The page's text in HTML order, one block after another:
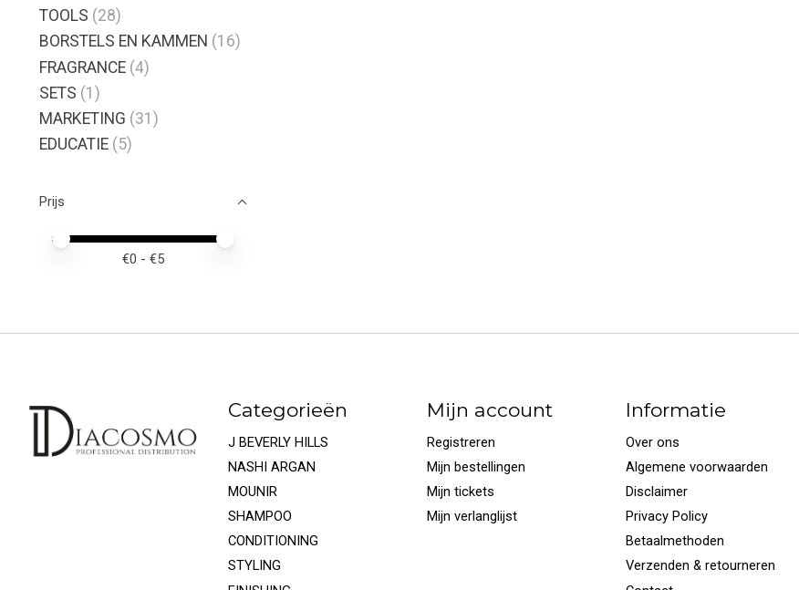
TOOLS (28)
BORSTELS EN KAMMEN (16)
FRAGRANCE (4)
SETS (1)
MARKETING (31)
EDUCATIE (5)
Prijs
Minimale prijswaarde
Price maximum value
€0 - €5
Categorieën
J BEVERLY HILLS
NASHI ARGAN
MOUNIR
SHAMPOO
CONDITIONING
STYLING
Mijn account
Registreren
Mijn bestellingen
Mijn tickets
Mijn verlanglijst
Informatie
Over ons
Algemene voorwaarden
Disclaimer
Privacy Policy
Betaalmethoden
Verzenden & retourneren